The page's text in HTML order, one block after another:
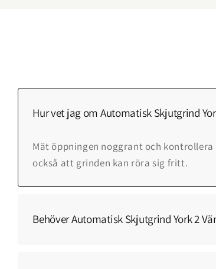
Hur vet jag om Automatisk Skjutgrind
Mät öppningen noggrant och
också att grinden kan röra sig fritt.
Behöver Automatisk Skjutgrind York 2